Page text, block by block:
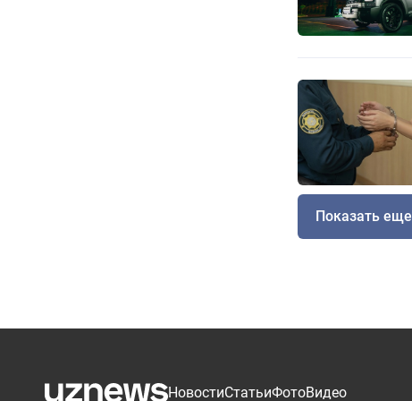
Показать еще
НовостиСтатьиФотоВидео